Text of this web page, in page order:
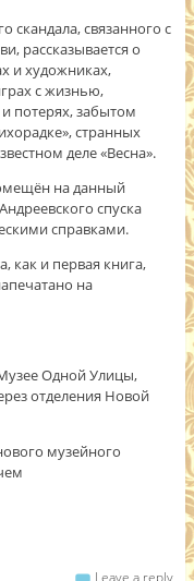
скандала, связанного с
рассказывается о
и художниках,
с жизнью,
потерях, забытом
странных
деле «Весна».
на данный
спуска
справками.
как и первая книга,
на
Одной Улицы,
отделения Новой
музейного
Leave a reply